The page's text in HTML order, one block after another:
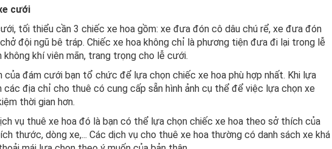
cưới
tối thiểu cần 3 chiếc xe hoa gồm: xe đưa đón cô dâu chú rể, xe đưa đón
đội ngũ bê tráp. Chiếc xe hoa không chỉ là phương tiện đưa đi lại trong lễ
khí viên mãn, trang trọng cho lễ cưới.
của đám cưới bạn tổ chức để lựa chọn chiếc xe hoa phù hợp nhất. Khi lựa
địa chỉ cho thuê có cung cấp sẵn hình ảnh cụ thể để việc lựa chọn xe
thời gian hơn.
vụ thuê xe hoa đó là bạn có thể lựa chọn chiếc xe hoa theo sở thích của
thước, dòng xe,... Các dịch vụ cho thuê xe hoa thường có danh sách xe khá